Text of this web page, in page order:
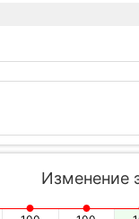
Изменение